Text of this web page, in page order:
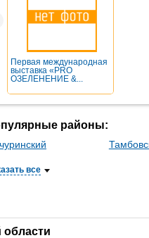
Первая международная
выставка «PRO
ОЗЕЛЕНЕНИЕ &...
районы:
все